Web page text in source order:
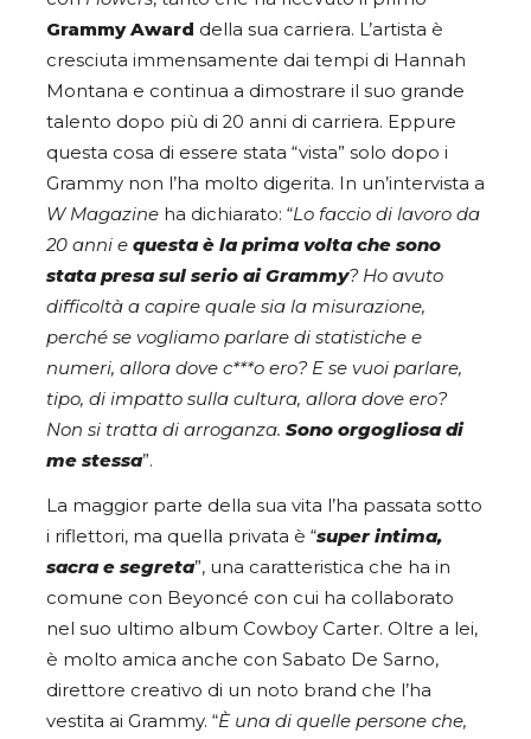
Grammy Award della sua carriera. L’artista è
cresciuta immensamente dai tempi di Hannah
Montana e continua a dimostrare il suo grande
talento dopo più di 20 anni di carriera. Eppure
questa cosa di essere stata “vista” solo dopo i
Grammy non l’ha molto digerita. In un’intervista a
W Magazine ha dichiarato: “Lo faccio di lavoro da
20 anni e questa è la prima volta che sono
stata presa sul serio ai Grammy? Ho avuto
difficoltà a capire quale sia la misurazione,
perché se vogliamo parlare di statistiche e
numeri, allora dove c***o ero? E se vuoi parlare,
tipo, di impatto sulla cultura, allora dove ero?
Non si tratta di arroganza. Sono orgogliosa di
me stessa”.
La maggior parte della sua vita l’ha passata sotto
i riflettori, ma quella privata è “super intima,
sacra e segreta”, una caratteristica che ha in
comune con Beyoncé con cui ha collaborato
nel suo ultimo album Cowboy Carter. Oltre a lei,
è molto amica anche con Sabato De Sarno,
direttore creativo di un noto brand che l’ha
vestita ai Grammy. “È una di quelle persone che,